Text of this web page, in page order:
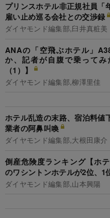
プリンスホテル非正規社員「
雇い止め巡る会社との交渉録
ダイヤモンド編集部,臼井真粧美
ANAの「空飛ぶホテル」
か、記者が自腹で乗って
（1）】
ダイヤモンド編集部,柳澤里佳
ホテル乱造の末路、宿泊料値
業者の阿鼻叫喚
ダイヤモンド編集部,大根田康介
倒産危険度ランキング【ホ
のワシントンホテルが2位、1
ダイヤモンド編集部,山本興陽